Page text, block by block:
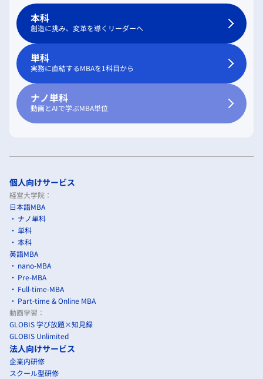
本科
創造に挑み、変革を導くリーダーへ
単科
実務に直結するMBAを1科目から
ナノ単科
動画とAIで学ぶMBA単位
個人向けサービス
経営大学院：
日本語MBA
ナノ単科
単科
本科
英語MBA
nano-MBA
Pre-MBA
Full-time-MBA
Part-time & Online MBA
動画学習：
GLOBIS 学び放題×知見録
GLOBIS Unlimited
法人向けサービス
企業内研修
スクール型研修